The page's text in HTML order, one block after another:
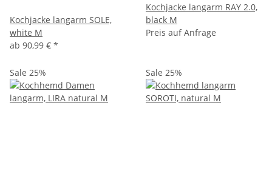
Kochjacke langarm SOLE,
white M
ab 90,99 € *
Kochjacke langarm RAY 2.0,
black M
Preis auf Anfrage
Sale 25% Sale 25%